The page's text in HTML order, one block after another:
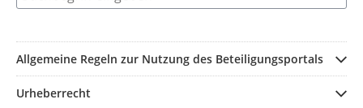
Allgemeine Regeln zur Nutzung des Beteiligungsportals
Urheberrecht